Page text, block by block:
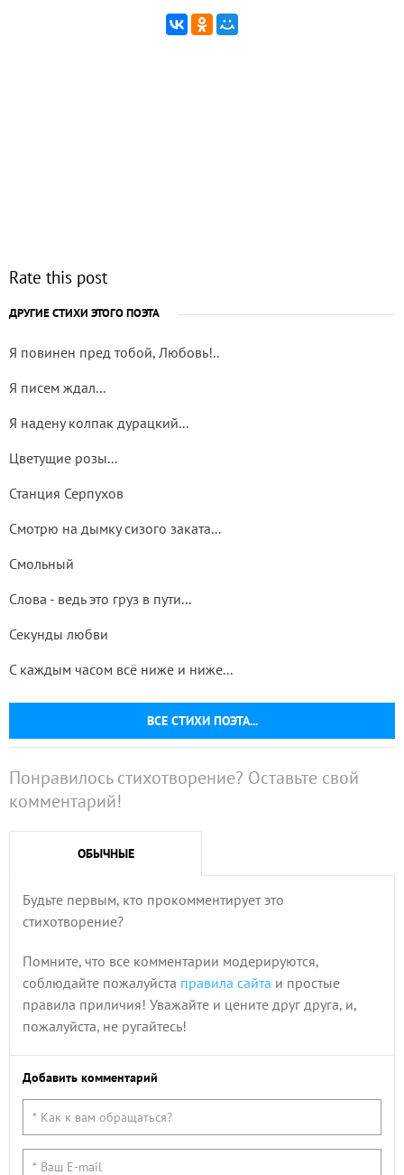
Rate this post
ДРУГИЕ СТИХИ ЭТОГО ПОЭТА
ВСЕ СТИХИ ПОЭТА...
Я повинен пред тобой, Любовь!..
Я писем ждал...
Я надену колпак дурацкий...
Цветущие розы...
Станция Серпухов
Смотрю на дымку сизого заката...
Смольный
Слова - ведь это груз в пути...
Секунды любви
С каждым часом всё ниже и ниже...
Понравилось стихотворение? Оставьте свой
комментарий!
ОБЫЧНЫЕ
Будьте первым, кто прокомментирует это
стихотворение?
Помните, что все комментарии модерируются,
соблюдайте пожалуйста правила сайта и простые
правила приличия! Уважайте и цените друг друга, и,
пожалуйста, не ругайтесь!
Добавить комментарий